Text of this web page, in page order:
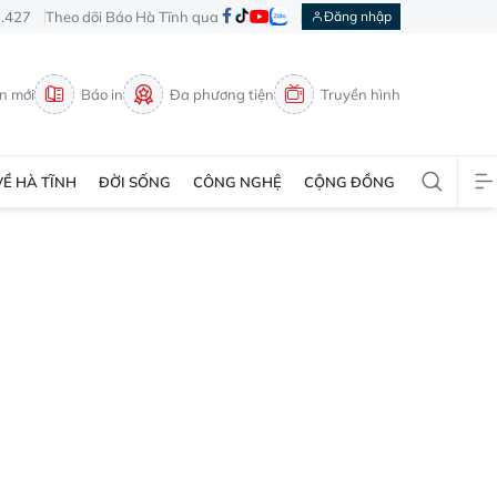
Theo dõi Báo Hà Tĩnh qua Đăng nhập
mới Báo in Đa phương tiện Truyền hình
HÀ TĨNH ĐỜI SỐNG CÔNG NGHỆ CỘNG ĐỒNG